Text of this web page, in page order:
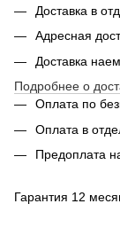
Доставка в
Адресная
Доставка
Подробнее о
Оплата по
Оплата в
Предоплата
Гарантия 12